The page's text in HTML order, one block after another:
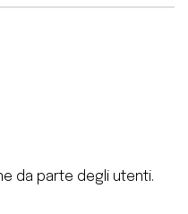
da parte degli utenti.